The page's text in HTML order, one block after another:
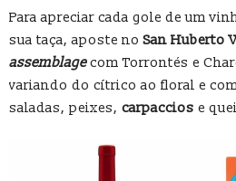
Para apreciar cada gole de um
sua taça, aposte noSan Huberto
assemblagecom Torrontés e
variando do cítrico ao floral e
saladas, peixes, carpaccios e